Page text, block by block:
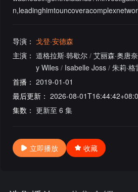
导演： 戈登·安德森
主演： 道格拉斯·韩歇尔 / 艾丽森·奥唐
y Wiles / Isabelle Joss / 朱莉·
首播： 2019-01-01
最后更新： 2026-08-
集数： 更新至 6 集
立即播放 收藏